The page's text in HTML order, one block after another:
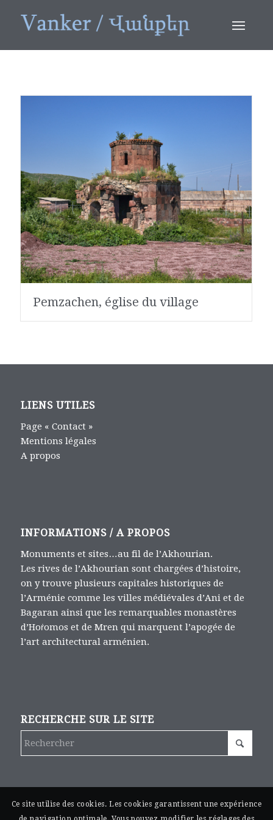
Pemzachen, église du village
LIENS UTILES
Page « Contact »
Mentions légales
A propos
INFORMATIONS / A PROPOS
Monuments et sites…au fil de l’Akhourian.
Les rives de l’Akhourian sont chargées d’histoire,
on y trouve plusieurs capitales historiques de
l’Arménie comme les villes médiévales d’Ani et de
Bagaran ainsi que les remarquables monastères
d’Hoṙomos et de Mren qui marquent l’apogée de
l’art architectural arménien.
RECHERCHE SUR LE SITE
Ce site utilise des cookies. Les cookies garantissent une expérience